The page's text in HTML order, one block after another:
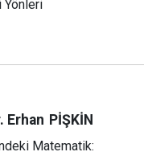
Yönleri
Erhan PİŞKİN
Matematik: